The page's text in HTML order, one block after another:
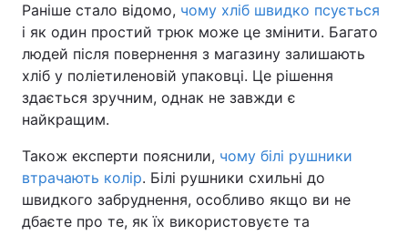
Раніше стало відомо, чому хліб швидко псується
і як один простий трюк може це змінити. Багато
людей після повернення з магазину залишають
хліб у поліетиленовій упаковці. Це рішення
здається зручним, однак не завжди є
найкращим.
Також експерти пояснили, чому білі рушники
втрачають колір. Білі рушники схильні до
швидкого забруднення, особливо якщо ви не
дбаєте про те, як їх використовуєте та